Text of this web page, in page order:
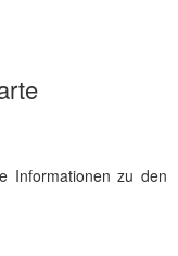
Informationen zu den